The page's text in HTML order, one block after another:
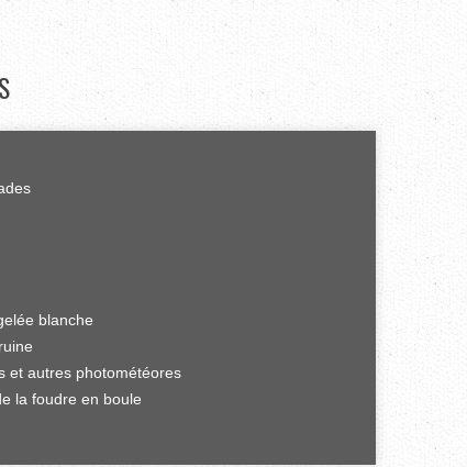
blanche
et autres photométéores
la foudre en boule